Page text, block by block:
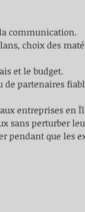
communication.
choix des
et le budget.
de partenaires
entreprises en
sans perturber
que les